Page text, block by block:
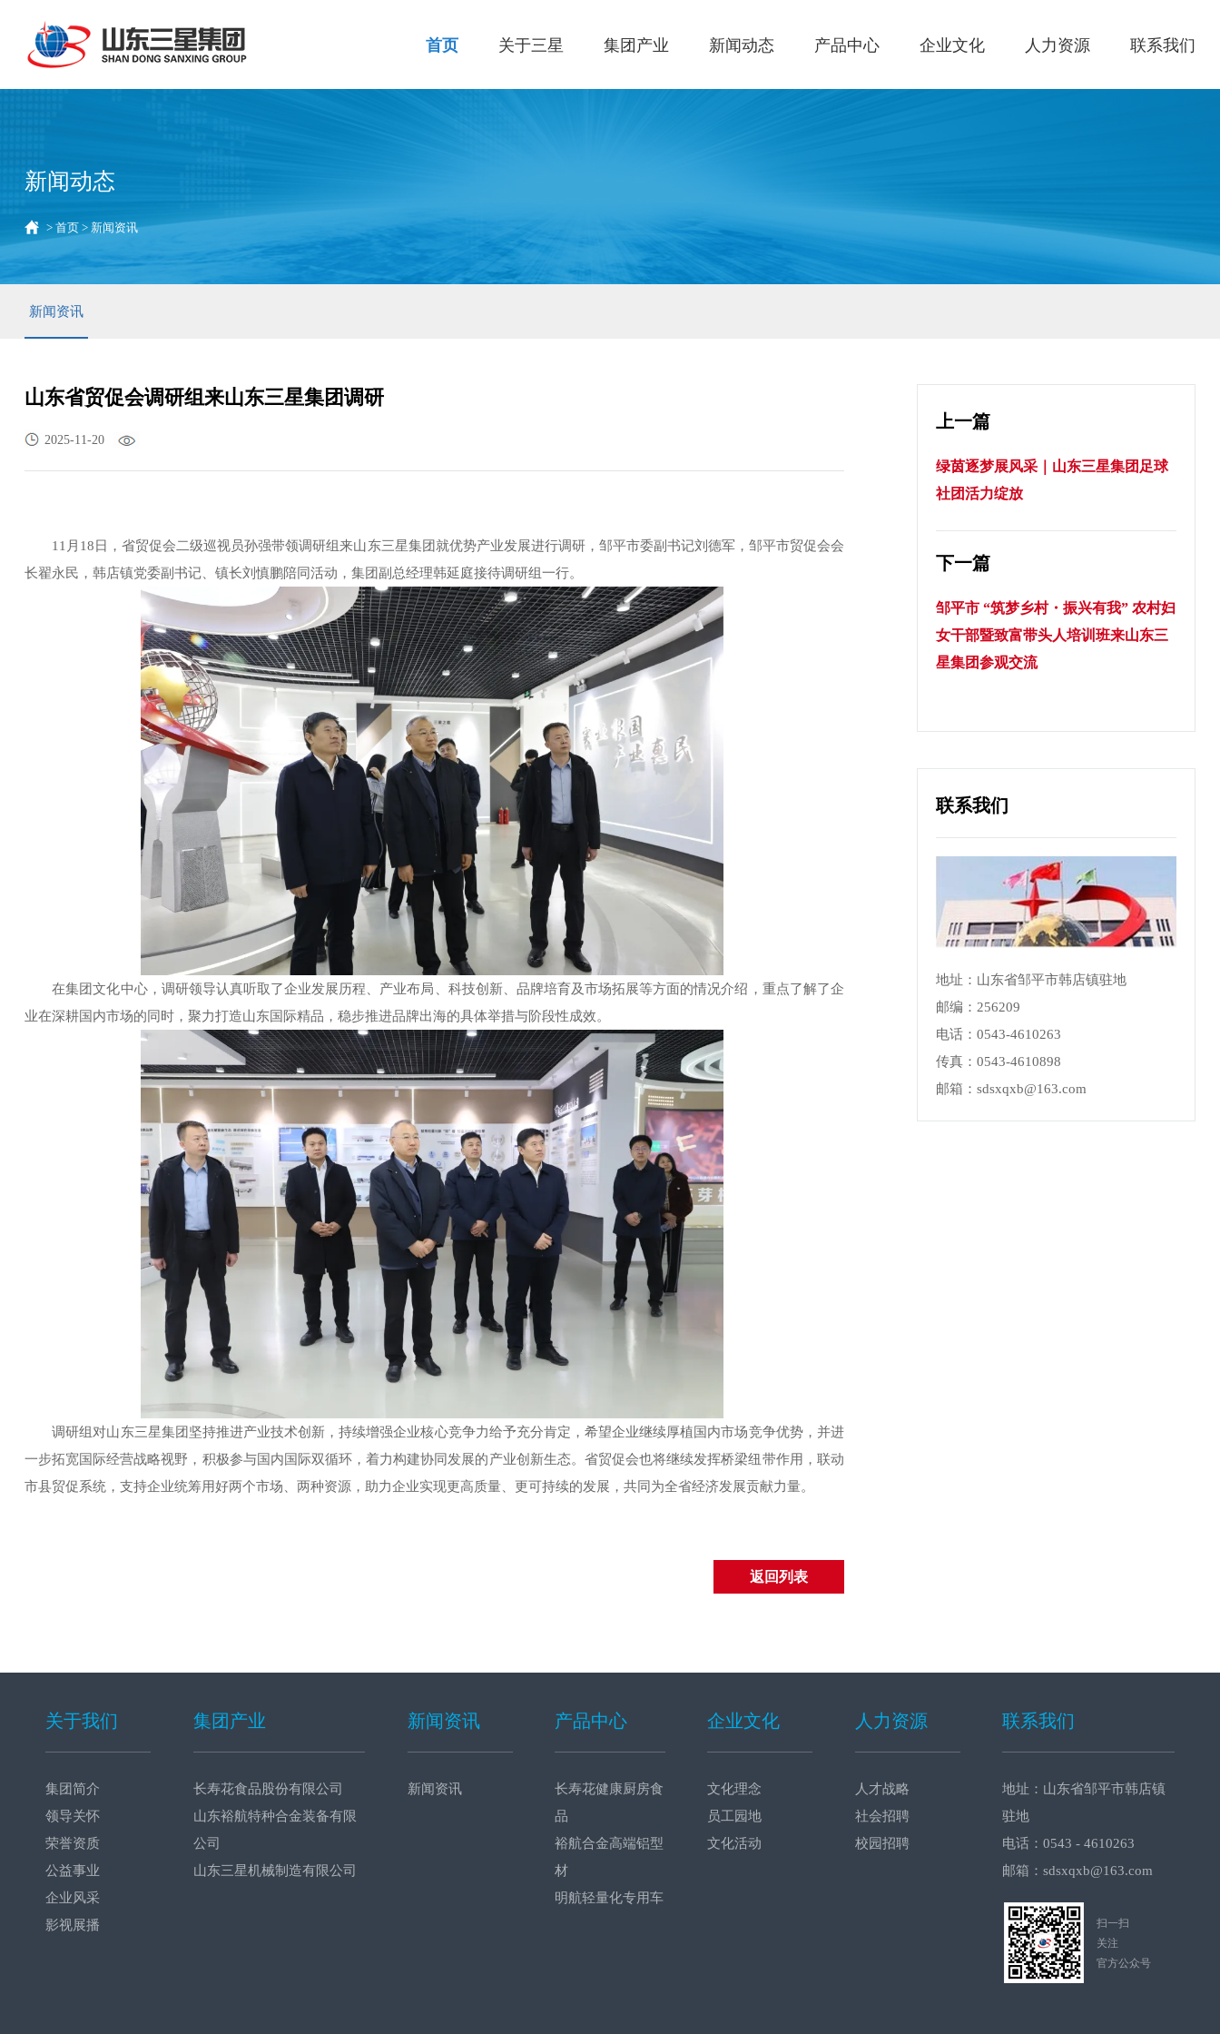
首页 关于三星 集团产业 新闻动态 产品中心 企业文化 人力资源 联系我们
新闻动态
> 首页> 新闻资讯
新闻资讯
山东省贸促会调研组来山东三星集团调研
2025-11-20
11月18日，省贸促会二级巡视员孙强带领调研组来山东三星集团就优势产业发展进行调研，邹平市委副书记刘德军，邹平市贸促会会
长翟永民，韩店镇党委副书记、镇长刘慎鹏陪同活动，集团副总经理韩延庭接待调研组一行。
在集团文化中心，调研领导认真听取了企业发展历程、产业布局、科技创新、品牌培育及市场拓展等方面的情况介绍，重点了解了企
业在深耕国内市场的同时，聚力打造山东国际精品，稳步推进品牌出海的具体举措与阶段性成效。
调研组对山东三星集团坚持推进产业技术创新，持续增强企业核心竞争力给予充分肯定，希望企业继续厚植国内市场竞争优势，并进
一步拓宽国际经营战略视野，积极参与国内国际双循环，着力构建协同发展的产业创新生态。省贸促会也将继续发挥桥梁纽带作用，联动
市县贸促系统，支持企业统筹用好两个市场、两种资源，助力企业实现更高质量、更可持续的发展，共同为全省经济发展贡献力量。
返回列表
上一篇
绿茵逐梦展风采｜山东三星集团足球
社团活力绽放
下一篇
邹平市 “筑梦乡村・振兴有我” 农村妇
女干部暨致富带头人培训班来山东三
星集团参观交流
联系我们
地址：山东省邹平市韩店镇驻地
邮编：256209
电话：0543-4610263
传真：0543-4610898
邮箱：sdsxqxb@163.com
关于我们
集团简介
领导关怀
荣誉资质
公益事业
企业风采
影视展播
集团产业
长寿花食品股份有限公司
山东裕航特种合金装备有限
公司
山东三星机械制造有限公司
新闻资讯
新闻资讯
产品中心
长寿花健康厨房食
品
裕航合金高端铝型
材
明航轻量化专用车
企业文化
文化理念
员工园地
文化活动
人力资源
人才战略
社会招聘
校园招聘
联系我们
地址：山东省邹平市韩店镇
驻地
电话：0543 - 4610263
邮箱：sdsxqxb@163.com
扫一扫
关注
官方公众号